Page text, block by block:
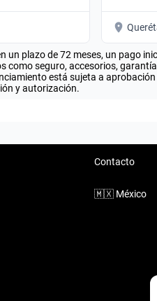
plazo de 72 meses, un pago
seguro, accesorios,
está sujeta a
y autorización.
Contacto
🇲🇽 México